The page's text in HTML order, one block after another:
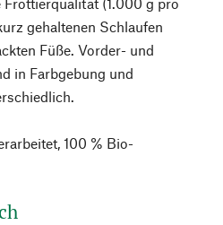
gehaltenen Schlaufen
Füße. Vorder- und
in Farbgebung und
100 % Bio-